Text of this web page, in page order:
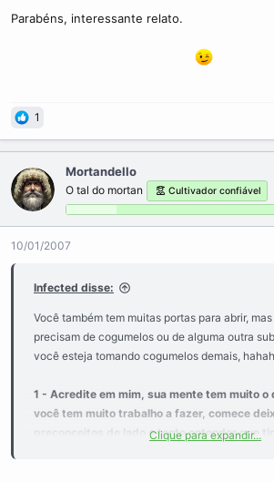
Parabéns, interessante relato.
1
Mortandello
O tal do mortan Cultivador confiável
10/01/2007
Infected disse:
Você também tem muitas portas para abrir,
precisam de cogumelos ou de alguma outra
você esteja tomando cogumelos demais,
1 - Acredite em mim, sua mente tem muito o
você tem muito trabalho a fazer, comece
preconceitos de lado e tente entender que
Clique para expandir...